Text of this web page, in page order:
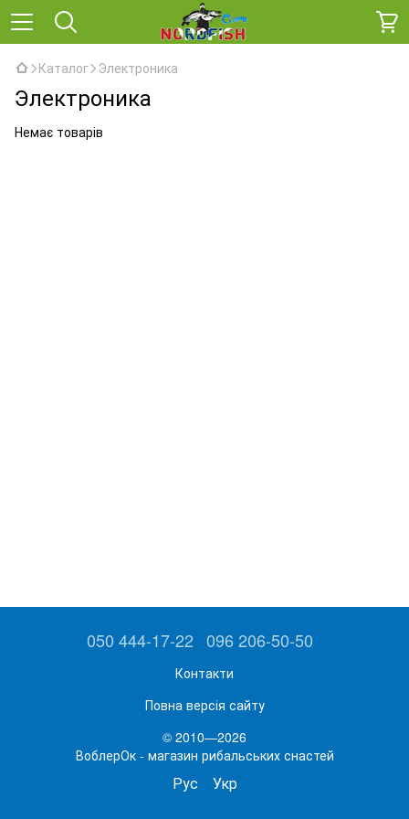
Каталог Электроника
Электроника
Немає товарів
050 444-17-22 096 206-50-50
Контакти
Повна версія сайту
© 2010—2026
ВоблерОк - магазин рибальських снастей
Рус Укр